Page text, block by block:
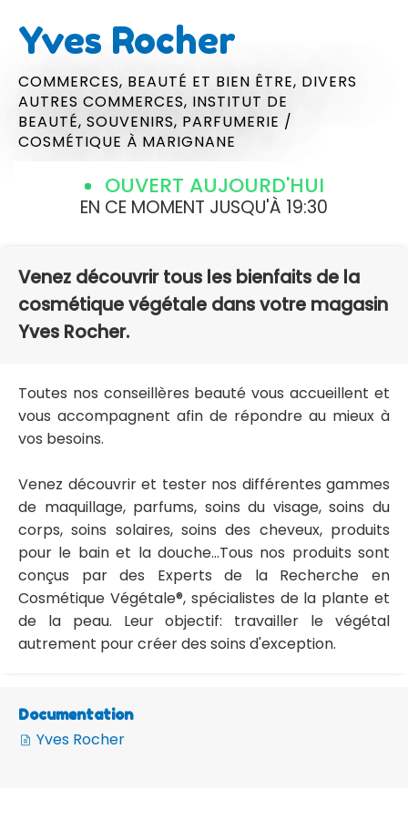
Yves Rocher
COMMERCES, BEAUTÉ ET BIEN ÊTRE, DIVERS
AUTRES COMMERCES, INSTITUT DE
BEAUTÉ, SOUVENIRS, PARFUMERIE /
COSMÉTIQUE À MARIGNANE
OUVERT AUJOURD'HUI
EN CE MOMENT JUSQU'À 19:30
Venez découvrir tous les bienfaits de la
cosmétique végétale dans votre magasin
Yves Rocher.
Toutes nos conseillères beauté vous accueillent et
vous accompagnent afin de répondre au mieux à
vos besoins.
Venez découvrir et tester nos différentes gammes
de maquillage, parfums, soins du visage, soins du
corps, soins solaires, soins des cheveux, produits
pour le bain et la douche...Tous nos produits sont
conçus par des Experts de la Recherche en
Cosmétique Végétale®, spécialistes de la plante et
de la peau. Leur objectif: travailler le végétal
autrement pour créer des soins d'exception.
Documentation
Yves Rocher